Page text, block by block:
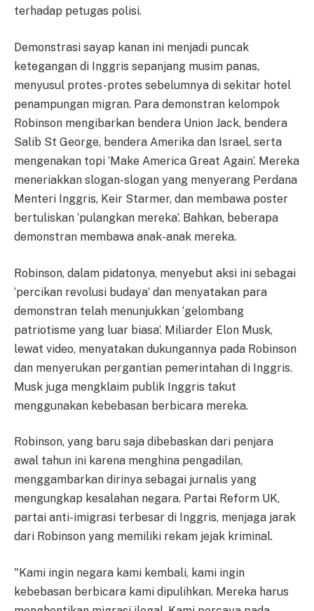
terhadap petugas polisi.
Demonstrasi sayap kanan ini menjadi puncak
ketegangan di Inggris sepanjang musim panas,
menyusul protes-protes sebelumnya di sekitar hotel
penampungan migran. Para demonstran kelompok
Robinson mengibarkan bendera Union Jack, bendera
Salib St George, bendera Amerika dan Israel, serta
mengenakan topi ‘Make America Great Again’. Mereka
meneriakkan slogan-slogan yang menyerang Perdana
Menteri Inggris, Keir Starmer, dan membawa poster
bertuliskan ‘pulangkan mereka’. Bahkan, beberapa
demonstran membawa anak-anak mereka.
Robinson, dalam pidatonya, menyebut aksi ini sebagai
‘percikan revolusi budaya’ dan menyatakan para
demonstran telah menunjukkan ‘gelombang
patriotisme yang luar biasa’. Miliarder Elon Musk,
lewat video, menyatakan dukungannya pada Robinson
dan menyerukan pergantian pemerintahan di Inggris.
Musk juga mengklaim publik Inggris takut
menggunakan kebebasan berbicara mereka.
Robinson, yang baru saja dibebaskan dari penjara
awal tahun ini karena menghina pengadilan,
menggambarkan dirinya sebagai jurnalis yang
mengungkap kesalahan negara. Partai Reform UK,
partai anti-imigrasi terbesar di Inggris, menjaga jarak
dari Robinson yang memiliki rekam jejak kriminal.
"Kami ingin negara kami kembali, kami ingin
kebebasan berbicara kami dipulihkan. Mereka harus